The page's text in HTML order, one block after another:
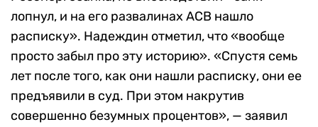
лопнул, и на его развалинах АСВ нашло
расписку». Надеждин отметил, что «вообще
просто забыл про эту историю». «Спустя семь
лет после того, как они нашли расписку, они ее
предъявили в суд. При этом накрутив
совершенно безумных процентов», — заявил